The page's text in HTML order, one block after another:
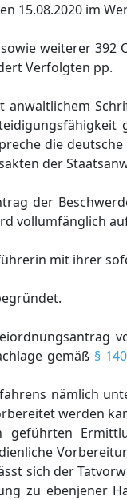
15.08.2020 im
weiterer
Verfolgten pp.
die
der
der
vollumfänglich
mit ihrer
gemäß §
nämlich
werden
geführten
sich der
zu ebenjener